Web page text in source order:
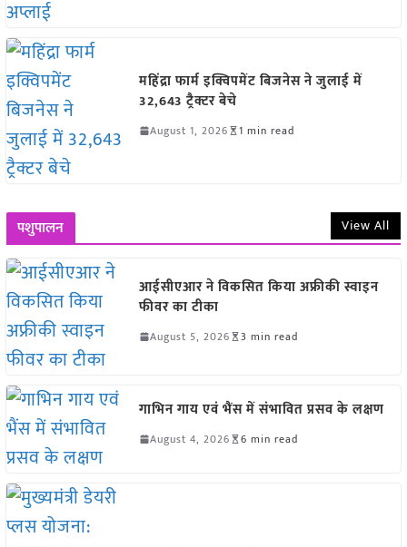
महिंद्रा फार्म इक्विपमेंट बिजनेस ने जुलाई में
32,643 ट्रैक्टर बेचे
August 1, 2026 1 min read
पशुपालन View All
आईसीएआर ने विकसित किया अफ्रीकी स्वाइन
फीवर का टीका
August 5, 2026 3 min read
गाभिन गाय एवं भैंस में संभावित प्रसव के लक्षण
August 4, 2026 6 min read